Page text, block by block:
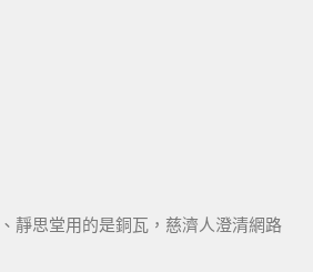
靜思堂用的是銅瓦，慈濟人澄清網路